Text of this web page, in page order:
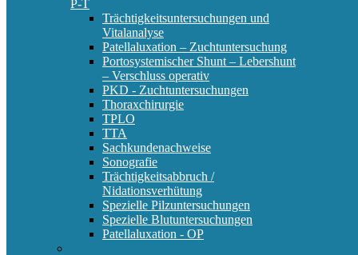
P-T
Trächtigkeitsuntersuchungen und
Vitalanalyse
Patellaluxation – Zuchtuntersuchung
Portosystemischer Shunt – Lebershunt
– Verschluss operativ
PKD - Zuchtuntersuchungen
Thoraxchirurgie
TPLO
TTA
Sachkundenachweise
Sonografie
Trächtigkeitsabbruch /
Nidationsverhütung
Spezielle Pilzuntersuchungen
Spezielle Blutuntersuchungen
Patellaluxation - OP